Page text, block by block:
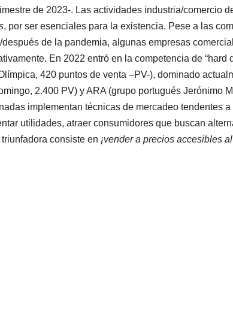
de 2023-. Las actividades industria/comercio
, por ser esenciales para la existencia. Pese a las
después de la pandemia, algunas empresas
En 2022 entró en la competencia de “hard
420 puntos de venta –PV-), dominado
2.400 PV) y ARA (grupo portugués Jerónimo
implementan técnicas de mercadeo tendentes
utilidades, atraer consumidores que buscan
consiste en ¡vender a precios accesibles